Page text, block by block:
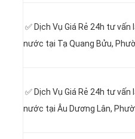
✅ Dịch Vụ Giá Rẻ 24h tư
nước tại Tạ Quang Bửu,
✅ Dịch Vụ Giá Rẻ 24h tư
nước tại Âu Dương Lân,